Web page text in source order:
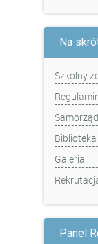
Na
Szkolny
Galeria
Panel